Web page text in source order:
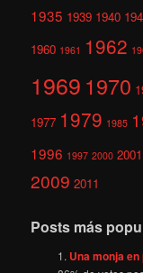
1935 1939 1940
1960 1961 1962
1969 1970
1977 1979 1985
1996 1997 2000 2001
2009 2011
Posts más
Una monja